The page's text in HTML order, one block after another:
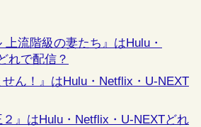
上流階級の妻たち』はHulu・
れで配信？
せん！』はHulu・Netflix・U-NEXT
２』はHulu・Netflix・U-NEXTどれ